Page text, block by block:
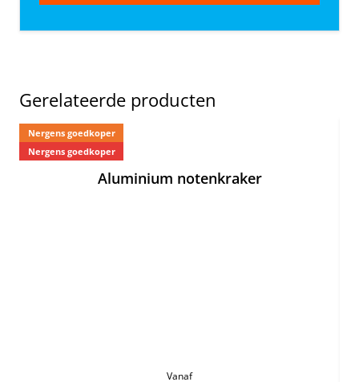
Gerelateerde producten
Nergens goedkoper
Nergens goedkoper
Aluminium notenkraker
Vanaf